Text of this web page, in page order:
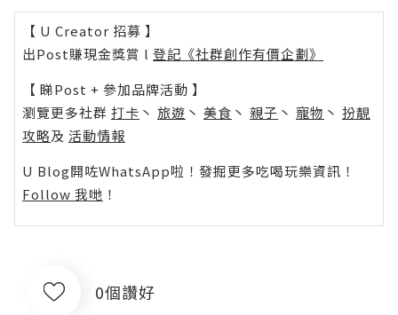
【 U Creator 招募 】
出Post賺現金獎賞 l 登記《社群創作有價企劃》
【 睇Post + 參加品牌活動 】
瀏覽更多社群 打卡 丶 旅遊 丶 美食 丶 親子 丶 寵物 丶 扮靚
攻略及 活動情報
U Blog開咗WhatsApp啦！發掘更多吃喝玩樂資訊！
Follow 我哋 ！
0個讚好